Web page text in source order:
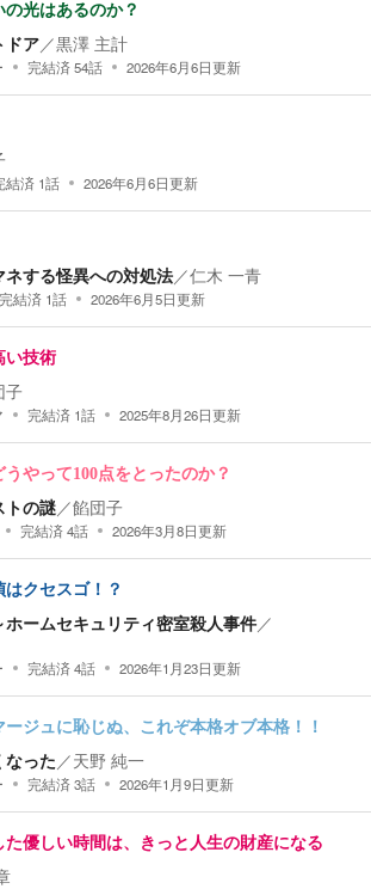
光はあるのか？
ドア／黒澤 主計
完結済54話 2026年6月6日更新
結済 1話 2026年6月6日更新
する怪異への対処法／仁木 一青
完結済 1話 2026年6月5日更新
い技術
子
完結済 1話 2025年8月26日更新
やって100点をとったのか？
トの謎／餡団子
完結済4話 2026年3月8日更新
クセスゴ！？
ームセキュリティ密室殺人事件／
完結済4話 2026年1月23日更新
ジュに恥じぬ、これぞ本格オブ本格！！
なった／天野 純一
完結済3話 2026年1月9日更新
優しい時間は、きっと人生の財産になる